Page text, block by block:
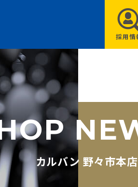
採用情
OP NE
カルバン 野々市本